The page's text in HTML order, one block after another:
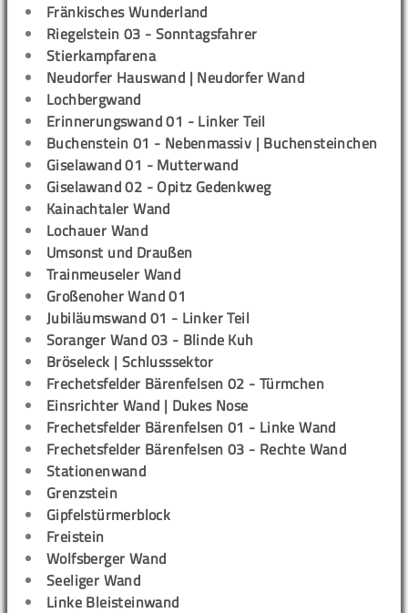
Fränkisches Wunderland
Riegelstein 03 - Sonntagsfahrer
Stierkampfarena
Neudorfer Hauswand | Neudorfer Wand
Lochbergwand
Erinnerungswand 01 - Linker Teil
Buchenstein 01 - Nebenmassiv | Buchensteinchen
Giselawand 01 - Mutterwand
Giselawand 02 - Opitz Gedenkweg
Kainachtaler Wand
Lochauer Wand
Umsonst und Draußen
Trainmeuseler Wand
Großenoher Wand 01
Jubiläumswand 01 - Linker Teil
Soranger Wand 03 - Blinde Kuh
Bröseleck | Schlusssektor
Frechetsfelder Bärenfelsen 02 - Türmchen
Einsrichter Wand | Dukes Nose
Frechetsfelder Bärenfelsen 01 - Linke Wand
Frechetsfelder Bärenfelsen 03 - Rechte Wand
Stationenwand
Grenzstein
Gipfelstürmerblock
Freistein
Wolfsberger Wand
Seeliger Wand
Linke Bleisteinwand